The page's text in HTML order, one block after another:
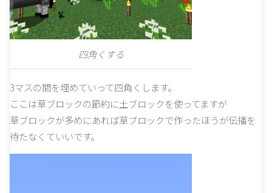
四角くする
3マスの間を埋めていって四角くします。
ここは草ブロックの節約に土ブロックを使ってますが
草ブロックが多めにあれば草ブロックで作ったほうが伝播を
待たなくていいです。